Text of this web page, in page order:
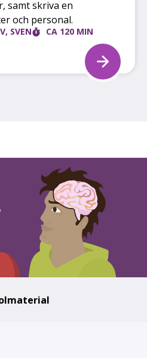
samt skriva en
och personal.
, SVEN CA 120 MIN